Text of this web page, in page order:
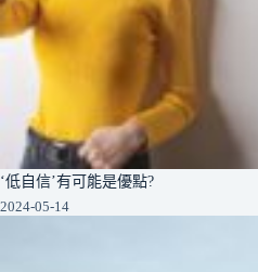
‘低自信’有可能是優點?
2024-05-14